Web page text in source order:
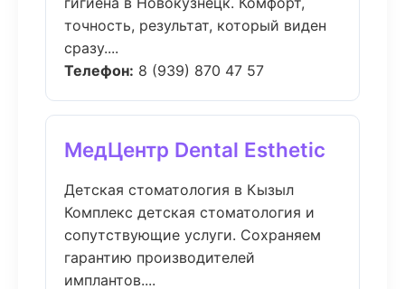
точность, результат, который виден
сразу....
Телефон: 8 (939) 870 47 57
МедЦентр Dental Esthetic
Детская стоматология в Кызыл
Комплекс детская стоматология и
сопутствующие услуги. Сохраняем
гарантию производителей
имплантов....